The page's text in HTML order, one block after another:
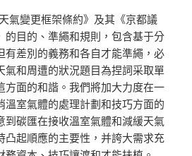
氣變更框架條約》及其《京都議
的目的、準繩和規則，包含基于分
有差別的義務和各自才能準繩，必
氣和周遭的狀況題目為捏詞采取單
方面的和諧。我們將加大力度在一
溫室氣體的處理計劃和技巧方面的
到碳匯在接收溫室氣體和減緩天氣
凸起順應的主要性，并誇大需求充